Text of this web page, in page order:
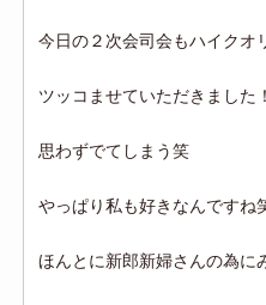
今日の２次会司会もハイクオ
ツッコませていただきました！
思わずでてしまう笑
やっぱり私も好きなんですね
ほんとに新郎新婦さんの為に